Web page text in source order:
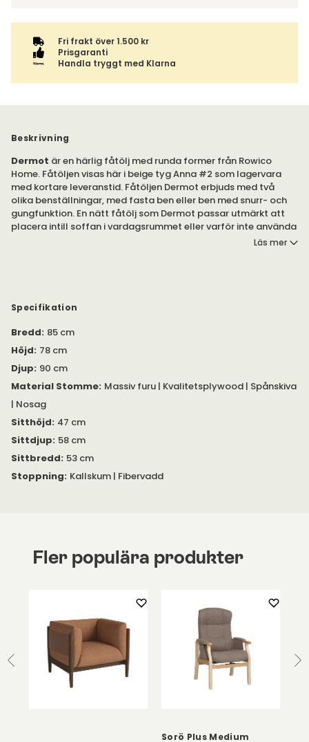
Fri frakt över 1.500 kr
Prisgaranti
Handla tryggt med Klarna
Beskrivning
Dermot är en härlig fåtölj med runda former från Rowico
Home. Fåtöljen visas här i beige tyg Anna #2 som lagervara
med kortare leveranstid. Fåtöljen Dermot erbjuds med två
olika benställningar, med fasta ben eller ben med snurr- och
gungfunktion. En nätt fåtölj som Dermot passar utmärkt att
placera intill soffan i vardagsrummet eller varför inte använda
med snurr- och gungfunktion kan fåtöljen snurras 360 grader.
eller snurr).
Mått från golv till ovankant armstöd är 69 cm.
Dermot fåtölj passar särskilt bra att kombinera medNorris
soffai samma tyg.
Läs mer
Specifikation
Bredd: 85 cm
Höjd: 78 cm
Djup: 90 cm
Material Stomme: Massiv furu | Kvalitetsplywood | Spånskiva
| Nosag
Sitthöjd: 47 cm
Sittdjup: 58 cm
Sittbredd: 53 cm
Stoppning: Kallskum | Fibervadd
Fler populära produkter
Sorö Plus Medium